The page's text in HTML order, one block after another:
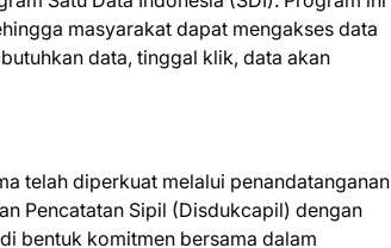
masyarakat dapat mengakses data
data, tinggal klik, data akan
telah diperkuat melalui penandatanganan
Pencatatan Sipil (Disdukcapil) dengan
bentuk komitmen bersama dalam